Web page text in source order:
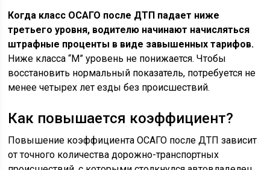
Когда класс ОСАГО после ДТП падает ниже
третьего уровня, водителю начинают начисляться
штрафные проценты в виде завышенных тарифов.
Ниже класса “М” уровень не понижается. Чтобы
восстановить нормальный показатель, потребуется не
менее четырех лет езды без происшествий.
Как повышается коэффициент?
Повышение коэффициента ОСАГО после ДТП зависит
от точного количества дорожно-транспортных